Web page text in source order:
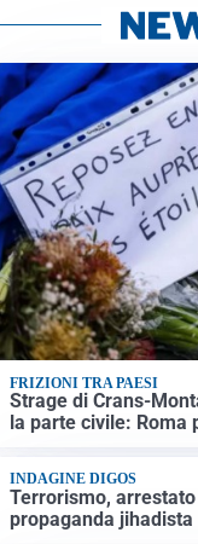
FRIZIONI TRA PAESI
Strage di Crans-
la parte civile: Roma
INDAGINE DIGOS
Terrorismo,
propaganda jihadista